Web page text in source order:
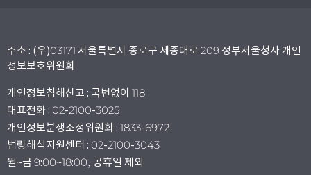
주소 : (우)03171 서울특별시 종로구 세종대로 209 정부서울청사 개인
정보보호위원회
개인정보침해신고 : 국번없이 118
대표전화 : 02-2100-3025
개인정보분쟁조정위원회 : 1833-6972
법령해석지원센터 : 02-2100-3043
월~금 9:00~18:00, 공휴일 제외